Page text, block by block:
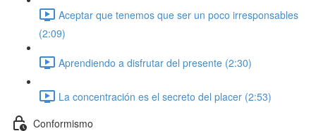
Aceptar que tenemos que ser un poco irresponsables
(2:09)
Aprendiendo a disfrutar del presente (2:30)
La concentración es el secreto del placer (2:53)
Conformismo